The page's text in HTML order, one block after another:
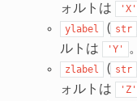
ォルトは
'X'
ylabel ( str
ルトは
'Y' 。
zlabel ( str
ォルトは
'Z'